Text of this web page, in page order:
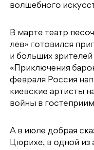
волшебного
В марте театр
лев» готовился
и больших
«Приключения
февраля Россия
киевские артисты
войны в
А в июле добрая
Цюрихе, в одной из